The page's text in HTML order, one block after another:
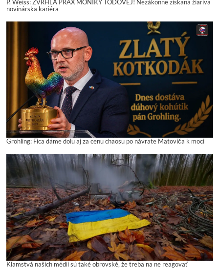
P. Weiss: ZVRHLÁ PRAX MONIKY TÓDOVEJ! Nezákonne získaná žiarivá
novinárska kariéra
Grohling: Fica dáme dolu aj za cenu chaosu po návrate Matoviča k moci
Klamstvá našich médií sú také obrovské, že treba na ne reagovať